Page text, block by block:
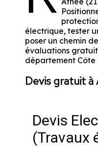
électrique, tester
poser un chemin
évaluations
département Côte
Devis gratuit à
Devis
(Travaux